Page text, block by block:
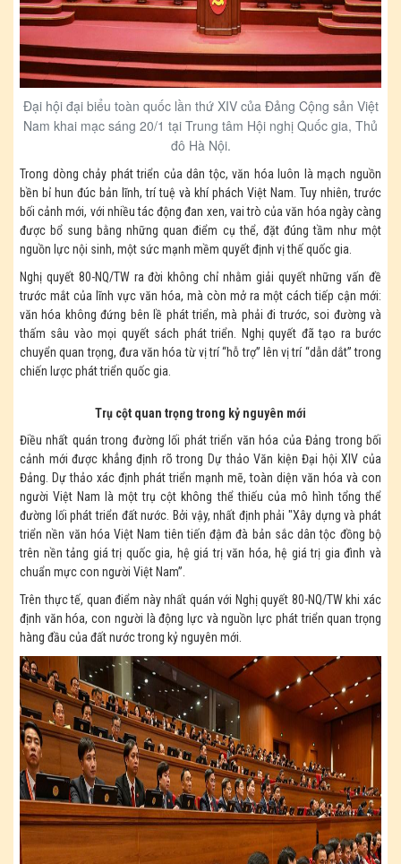
Đại hội đại biểu toàn quốc lần thứ XIV của Đảng Cộng sản Việt
Nam khai mạc sáng 20/1 tại Trung tâm Hội nghị Quốc gia, Thủ
đô Hà Nội.
Trong dòng chảy phát triển của dân tộc, văn hóa luôn là mạch nguồn
bền bỉ hun đúc bản lĩnh, trí tuệ và khí phách Việt Nam. Tuy nhiên, trước
bối cảnh mới, với nhiều tác động đan xen, vai trò của văn hóa ngày càng
được bổ sung bằng những quan điểm cụ thể, đặt đúng tầm như một
nguồn lực nội sinh, một sức mạnh mềm quyết định vị thế quốc gia.
Nghị quyết 80-NQ/TW ra đời không chỉ nhằm giải quyết những vấn đề
trước mắt của lĩnh vực văn hóa, mà còn mở ra một cách tiếp cận mới:
văn hóa không đứng bên lề phát triển, mà phải đi trước, soi đường và
thấm sâu vào mọi quyết sách phát triển. Nghị quyết đã tạo ra bước
chuyển quan trọng, đưa văn hóa từ vị trí “hỗ trợ” lên vị trí “dẫn dắt” trong
chiến lược phát triển quốc gia.
Trụ cột quan trọng trong kỷ nguyên mới
Điều nhất quán trong đường lối phát triển văn hóa của Đảng trong bối
cảnh mới được khẳng định rõ trong Dự thảo Văn kiện Đại hội XIV của
Đảng. Dự thảo xác định phát triển mạnh mẽ, toàn diện văn hóa và con
người Việt Nam là một trụ cột không thể thiếu của mô hình tổng thể
đường lối phát triển đất nước. Bởi vậy, nhất định phải "Xây dựng và phát
triển nền văn hóa Việt Nam tiên tiến đậm đà bản sắc dân tộc đồng bộ
trên nền tảng giá trị quốc gia, hệ giá trị văn hóa, hệ giá trị gia đình và
chuẩn mực con người Việt Nam”.
Trên thực tế, quan điểm này nhất quán với Nghị quyết 80-NQ/TW khi xác
định văn hóa, con người là động lực và nguồn lực phát triển quan trọng
hàng đầu của đất nước trong kỷ nguyên mới.